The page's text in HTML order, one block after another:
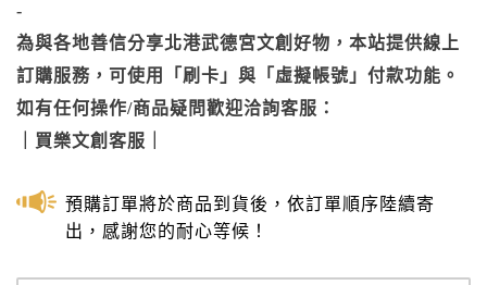
-
為與各地善信分享北港武德宮文創好物，本站提供線上
訂購服務，可使用「刷卡」與「虛擬帳號」付款功能。
如有任何操作/商品疑問歡迎洽詢客服：
買樂文創客服
預購訂單將於商品到貨後，依訂單順序陸續寄
出，感謝您的耐心等候！